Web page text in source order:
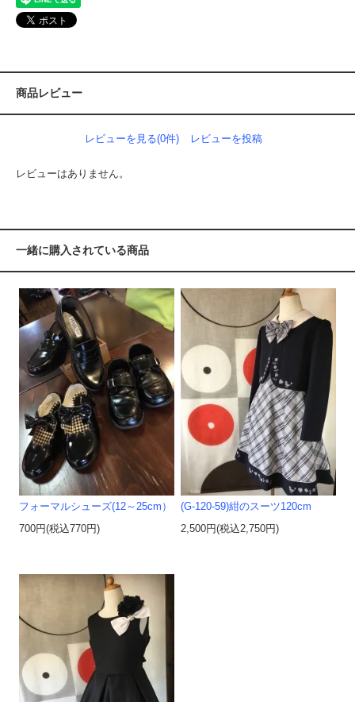
商品レビュー
レビューを見る(0件) レビューを投稿
レビューはありません。
一緒に購入されている商品
フォーマルシューズ(12～25cm）
700円(税込770円)
(G-120-59)紺のスーツ120cm
2,500円(税込2,750円)